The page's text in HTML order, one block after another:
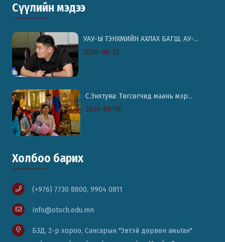
Сүүлийн мэдээ
УАУ-Ы ТЭНХМИЙН АХЛАХ БАГШ, АУ-...
2026-06-23
С.Энхтуяа: Төгсөгчид маань мэр...
2026-06-16
Холбоо барих
(+976) 7730 8800, 9904 0811
info@otoch.edu.mn
БЗД, 2-р хороо, Сансарын "Эвтэй дөрвөн амьтан"